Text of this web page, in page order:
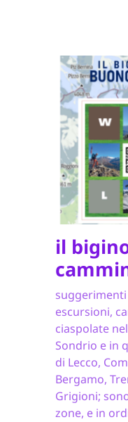
il
escursioni,
ciaspolate
Sondrio e in
di Lecco,
Bergamo,
Grigioni;
zone, e in